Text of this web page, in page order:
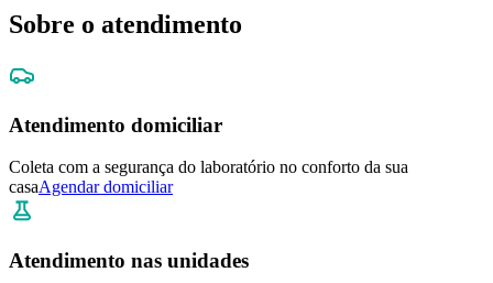
Sobre o atendimento
Atendimento domiciliar
Coleta com a segurança do laboratório no conforto da sua
casaAgendar domiciliar
Atendimento nas unidades